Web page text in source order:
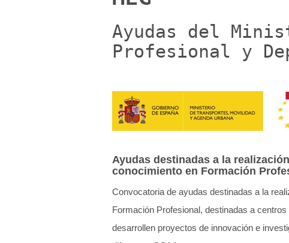
Ayudas del
Profesional y
Ayudas destinadas a la
conocimiento en Formación
Convocatoria de ayudas destinadas a la
Formación Profesional, destinadas a
desarrollen proyectos de innovación e